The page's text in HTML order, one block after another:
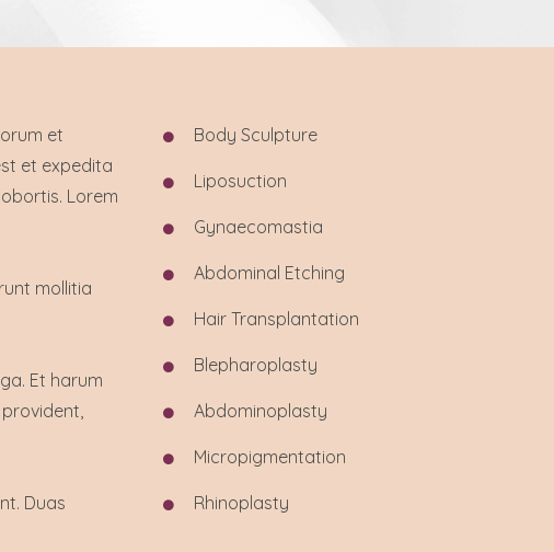
et
et expedita
Lorem
mollitia
Et harum
Duas
Body Sculpture
Liposuction
Gynaecomastia
Abdominal Etching
Hair Transplantation
Blepharoplasty
Abdominoplasty
Micropigmentation
Rhinoplasty